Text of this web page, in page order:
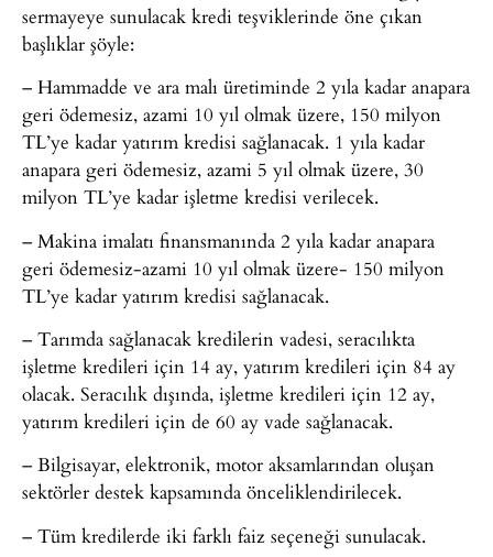
sermayeye sunulacak kredi teşviklerinde öne çıkan
başlıklar şöyle:
– Hammadde ve ara malı üretiminde 2 yıla kadar anapara
geri ödemesiz, azami 10 yıl olmak üzere, 150 milyon
TL’ye kadar yatırım kredisi sağlanacak. 1 yıla kadar
anapara geri ödemesiz, azami 5 yıl olmak üzere, 30
milyon TL’ye kadar işletme kredisi verilecek.
– Makina imalatı finansmanında 2 yıla kadar anapara
geri ödemesiz-azami 10 yıl olmak üzere- 150 milyon
TL’ye kadar yatırım kredisi sağlanacak.
– Tarımda sağlanacak kredilerin vadesi, seracılıkta
işletme kredileri için 14 ay, yatırım kredileri için 84 ay
olacak. Seracılık dışında, işletme kredileri için 12 ay,
yatırım kredileri için de 60 ay vade sağlanacak.
– Bilgisayar, elektronik, motor aksamlarından oluşan
sektörler destek kapsamında önceliklendirilecek.
– Tüm kredilerde iki farklı faiz seçeneği sunulacak.